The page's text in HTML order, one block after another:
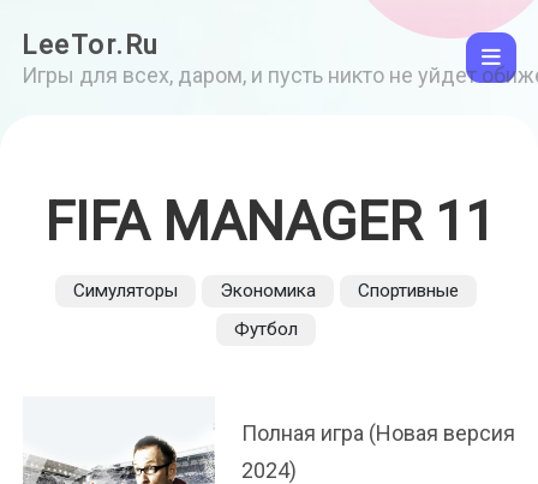
LeeTor.Ru
Игры для всех, даром, и пусть никто не уйдет
FIFA MANAGER 11
Симуляторы Экономика
Спортивные
Футбол
Полная игра (Новая версия
2024)